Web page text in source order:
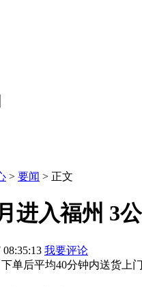
> 要闻 > 正文
进入福州 3
我要评论
单后平均40分钟内送货上